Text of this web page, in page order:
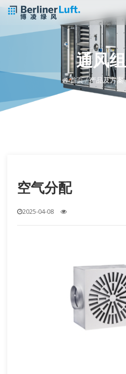
通风
首页/产品及方案
空气分配
2025-04-08